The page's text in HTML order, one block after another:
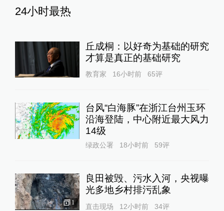
24小时最热
丘成桐：以好奇为基础的研究
才算是真正的基础研究
教育家 16小时前 65评
台风“白海豚”在浙江台州玉环
沿海登陆，中心附近最大风力
14级
绿政公署 18小时前 59评
1
良田被毁、污水入河，央视曝
光多地乡村排污乱象
直击现场 12小时前 34评